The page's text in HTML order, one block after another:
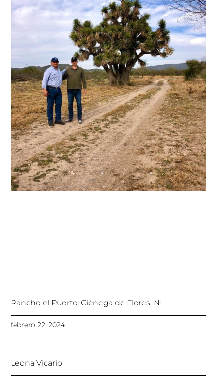
Rancho el Puerto, Ciénega de Flores, NL
febrero 22, 2024
Leona Vicario